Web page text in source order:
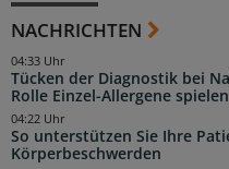
NACHRICHTEN
Tücken der Diagnostik bei
Rolle Einzel-Allergene spielen
04:33 Uhr
So unterstützen Sie Ihre
Körperbeschwerden
04:22 Uhr